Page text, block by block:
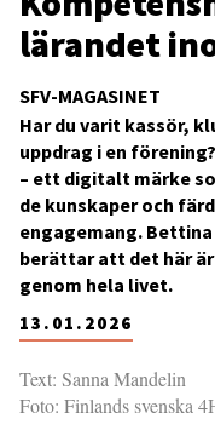
SFV-MAGASINET
lärandet
13.01.2026
Har du varit kassör,
uppdrag i en
– ett digitalt märke
de kunskaper och
engagemang. Bettina
berättar att det här
genom hela livet.
Text: Sanna Mandelin
Foto: Finlands svenska